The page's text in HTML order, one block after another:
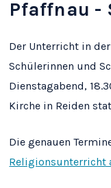
Pfaffnau -
Der Unterricht in
Schülerinnen und
Dienstagabend,
Kirche in Reiden
Die genauen
Religionsunterricht